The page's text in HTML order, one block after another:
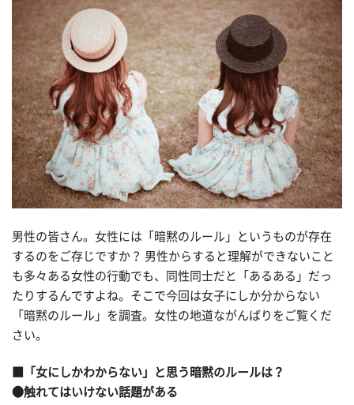
男性の皆さん。女性には「暗黙のルール」というものが存在
するのをご存じですか？ 男性からすると理解ができないこと
も多々ある女性の行動でも、同性同士だと「あるある」だっ
たりするんですよね。そこで今回は女子にしか分からない
「暗黙のルール」を調査。女性の地道ながんばりをご覧くだ
さい。
■「女にしかわからない」と思う暗黙のルールは？
●触れてはいけない話題がある